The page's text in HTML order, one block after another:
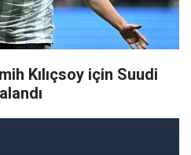
Kılıçsoy için Suudi